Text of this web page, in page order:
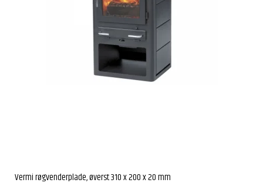
Vermi røgvenderplade, øverst 310 x 200 x 20 mm